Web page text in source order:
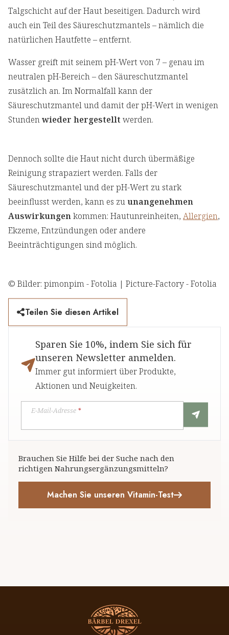
Talgschicht auf der Haut beseitigen. Dadurch wird
auch ein Teil des Säureschutzmantels – nämlich die
natürlichen Hautfette – entfernt.
Wasser greift mit seinem pH-Wert von 7 – genau im
neutralen pH-Bereich – den Säureschutzmantel
zusätzlich an. Im Normalfall kann der
Säureschutzmantel und damit der pH-Wert in wenigen
Stundenwieder hergestellt werden.
Dennoch sollte die Haut nicht durch übermäßige
Reinigung strapaziert werden. Falls der
Säureschutzmantel und der pH-Wert zu stark
beeinflusst werden, kann es zuunangenehmen
Auswirkungenkommen: Hautunreinheiten, Allergien,
Ekzeme, Entzündungen oder andere
Beeinträchtigungen sind möglich.
© Bilder: pimonpim - Fotolia | Picture-Factory - Fotolia
Teilen Sie diesen Artikel
Sparen Sie 10%, indem Sie sich für
unseren Newsletter anmelden.
Immer gut informiert über Produkte,
Aktionen und Neuigkeiten.
E-Mail-Adresse *
Brauchen Sie Hilfe bei der Suche nach den
richtigen Nahrungsergänzungsmitteln?
Machen Sie unseren Vitamin-Test